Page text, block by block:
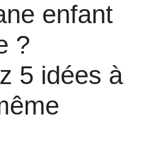
enfant
?
5 idées à